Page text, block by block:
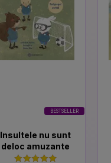
BESTSELLER
Insultele nu sunt
deloc amuzante